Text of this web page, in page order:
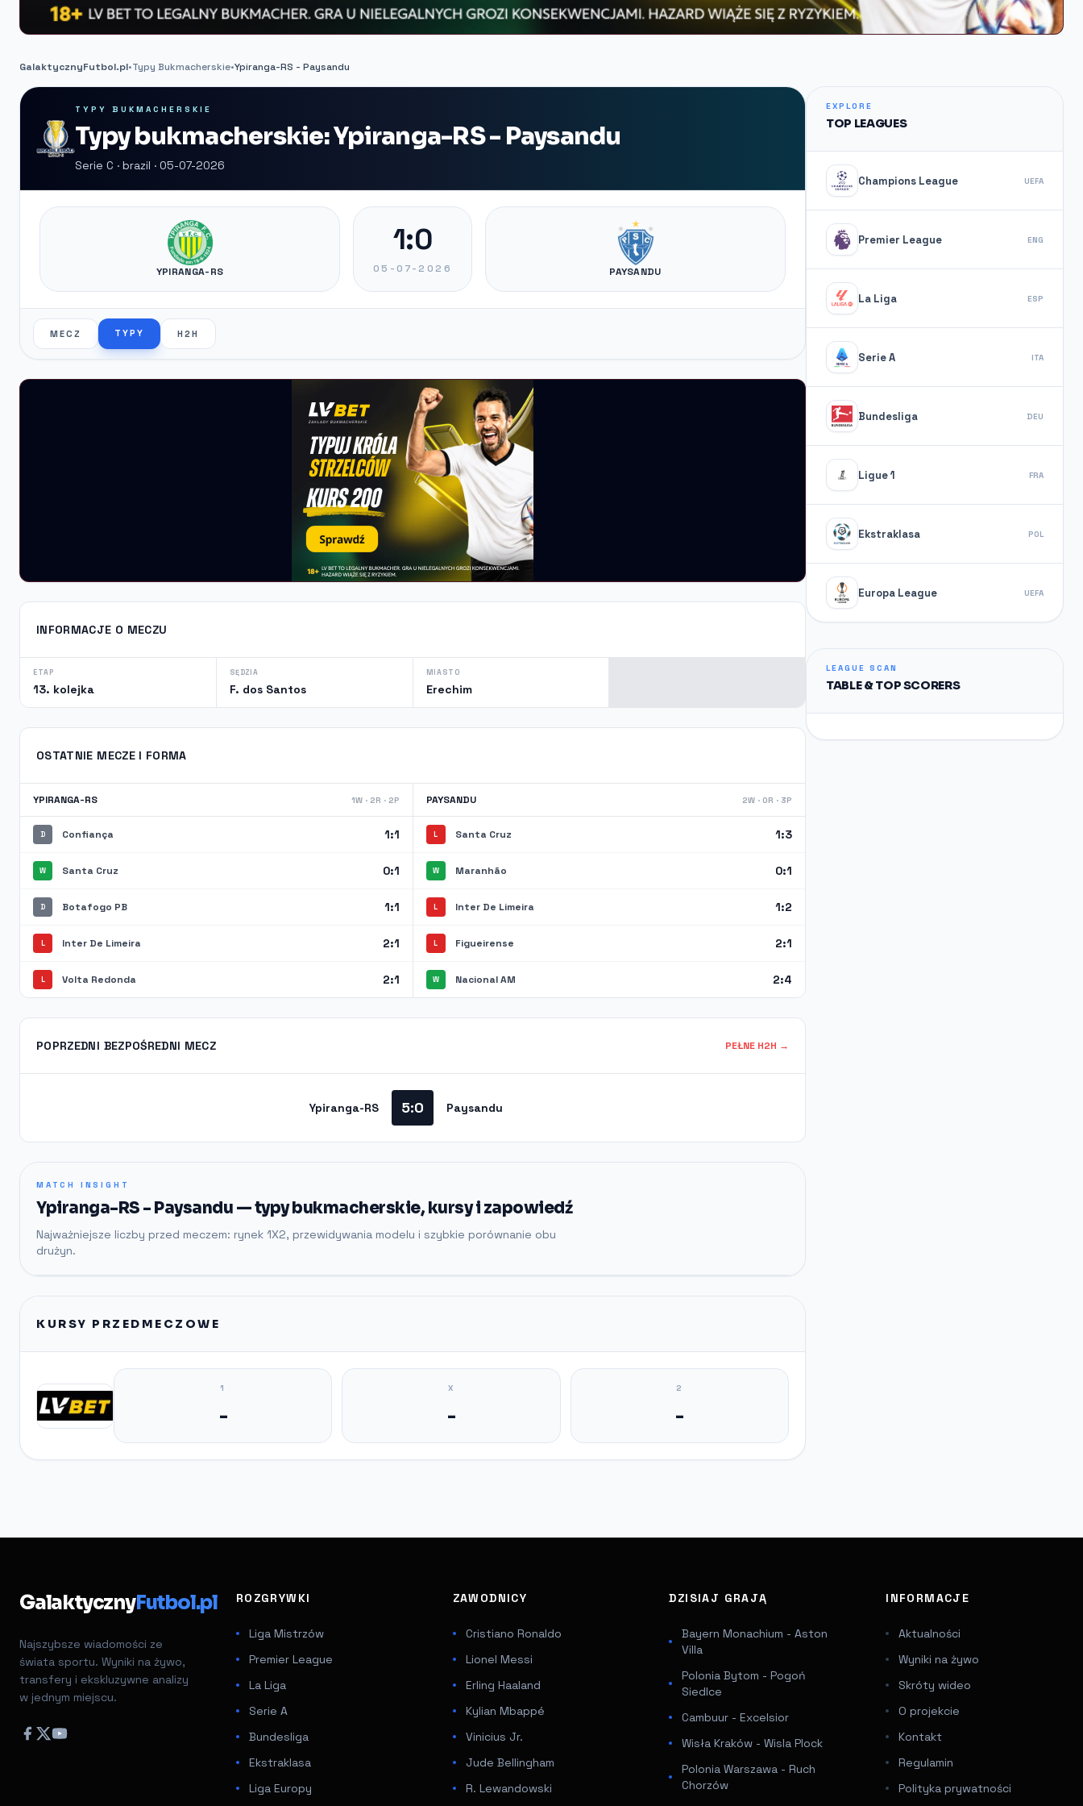
GalaktycznyFutbol.pl•Typy Bukmacherskie•Ypiranga-RS - Paysandu
TYPY BUKMACHERSKIE
Typy bukmacherskie: Ypiranga-RS - Paysandu
Serie C · brazil · 05-07-2026
YPIRANGA-RS
1:0
05-07-2026 PAYSANDU
MECZ TYPY H2H
INFORMACJE O MECZU
ETAP
13. kolejka
SĘDZIA
F. dos Santos
MIASTO
Erechim
OSTATNIE MECZE I FORMA
YPIRANGA-RS 1W · 2R · 2P
D Confiança 1:1
W Santa Cruz 0:1
D Botafogo PB 1:1
L Inter De Limeira 2:1
L Volta Redonda 2:1
PAYSANDU 2W · 0R · 3P
L Santa Cruz 1:3
W Maranhão 0:1
L Inter De Limeira 1:2
L Figueirense 2:1
W Nacional AM 2:4
POPRZEDNI BEZPOŚREDNI MECZ PEŁNE H2H →
Ypiranga-RS 5:0 Paysandu
MATCH INSIGHT
Ypiranga-RS - Paysandu — typy bukmacherskie, kursy i zapowiedź
Najważniejsze liczby przed meczem: rynek 1X2, przewidywania modelu i szybkie porównanie obu
drużyn.
KURSY PRZEDMECZOWE
1
-
X
-
2
-
EXPLORE
TOP LEAGUES
Champions League UEFA
Premier League ENG
La Liga ESP
Serie A ITA
Bundesliga DEU
Ligue 1 FRA
Ekstraklasa POL
Europa League UEFA
LEAGUE SCAN
TABLE & TOP SCORERS
GalaktycznyFutbol.pl
Najszybsze wiadomości ze
świata sportu. Wyniki na żywo,
transfery i ekskluzywne analizy
w jednym miejscu.
ROZGRYWKI
Liga Mistrzów
Premier League
La Liga
Serie A
Bundesliga
Ekstraklasa
Liga Europy
ZAWODNICY
Cristiano Ronaldo
Lionel Messi
Erling Haaland
Kylian Mbappé
Vinicius Jr.
Jude Bellingham
R. Lewandowski
DZISIAJ GRAJĄ
Bayern Monachium - Aston
Villa
Polonia Bytom - Pogoń
Siedlce
Cambuur - Excelsior
Wisła Kraków - Wisla Plock
Polonia Warszawa - Ruch
Chorzów
INFORMACJE
Aktualności
Wyniki na żywo
Skróty wideo
O projekcie
Kontakt
Regulamin
Polityka prywatności